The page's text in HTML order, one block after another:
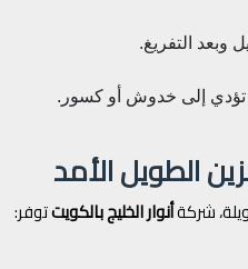
التفريغ.
تؤدي إلى خدوش أو كسور.
الطويل الأمد
شركةأنوار الخليج بالكويتتوفر: